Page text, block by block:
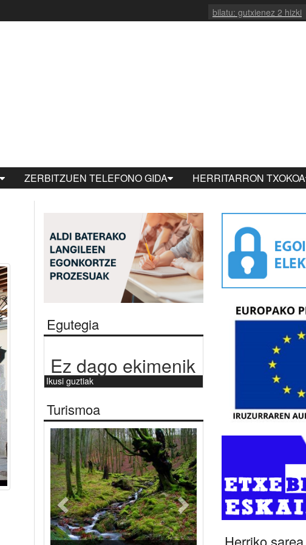
ZERBITZUEN TELEFONO GIDA HERRITARRON TXOKOA
Egutegia
Ez dago ekimenik
Ikusi guztiak
Turismoa
Aurrekoa Hurrengoa
Herriko sarea